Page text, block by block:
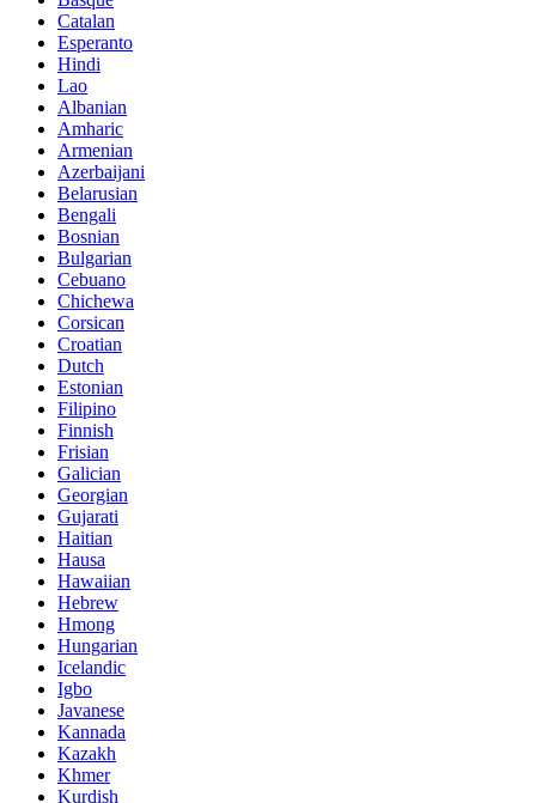
Catalan
Esperanto
Hindi
Lao
Albanian
Amharic
Armenian
Azerbaijani
Belarusian
Bengali
Bosnian
Bulgarian
Cebuano
Chichewa
Corsican
Croatian
Dutch
Estonian
Filipino
Finnish
Frisian
Galician
Georgian
Gujarati
Haitian
Hausa
Hawaiian
Hebrew
Hmong
Hungarian
Icelandic
Igbo
Javanese
Kannada
Kazakh
Khmer
Kurdish